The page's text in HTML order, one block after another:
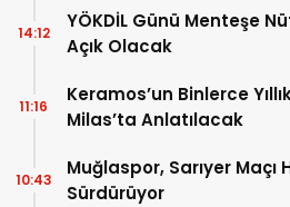
YÖKDİL Günü Menteşe
Açık Olacak
14:12
Keramos’un Binlerce
Milas’ta Anlatılacak
11:16
Muğlaspor, Sarıyer Maçı
Sürdürüyor
10:43